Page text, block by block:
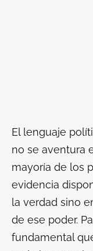
El lenguaje
no se aventura
mayoría de los
evidencia
la verdad sino
de ese poder.
fundamental